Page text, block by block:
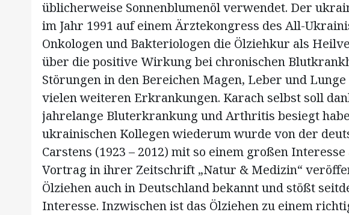
üblicherweise Sonnenblumenöl verwendet. Der
im Jahr 1991 auf einem Ärztekongress des All-
Onkologen und Bakteriologen die Ölziehkur als
über die positive Wirkung bei chronischen
Störungen in den Bereichen Magen, Leber und
vielen weiteren Erkrankungen. Karach selbst soll
jahrelange Bluterkrankung und Arthritis besiegt
ukrainischen Kollegen wiederum wurde von der
Carstens (1923 – 2012) mit so einem großen
Vortrag in ihrer Zeitschrift „Natur & Medizin“
Ölziehen auch in Deutschland bekannt und stößt
Interesse. Inzwischen ist das Ölziehen zu einem